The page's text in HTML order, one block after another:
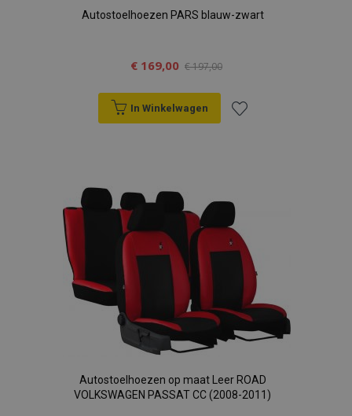
Autostoelhoezen PARS blauw-zwart
€ 169,00 € 197,00
In Winkelwagen
aan
verlanglijst
Autostoelhoezen op maat Leer ROAD
VOLKSWAGEN PASSAT CC (2008-2011)